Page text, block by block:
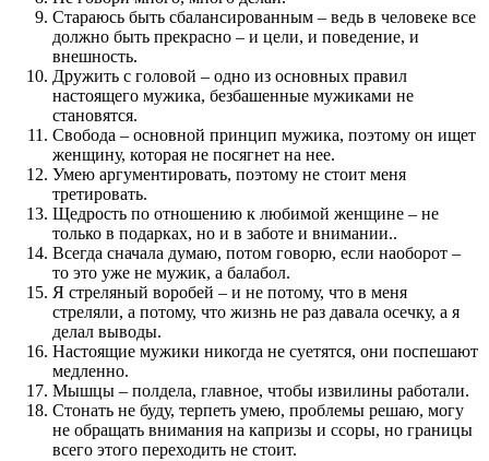
Стараюсь быть сбалансированным – ведь в человеке все
должно быть прекрасно – и цели, и поведение, и
внешность.
Дружить с головой – одно из основных правил
настоящего мужика, безбашенные мужиками не
становятся.
Свобода – основной принцип мужика, поэтому он ищет
женщину, которая не посягнет на нее.
Умею аргументировать, поэтому не стоит меня
третировать.
Щедрость по отношению к любимой женщине – не
только в подарках, но и в заботе и внимании..
Всегда сначала думаю, потом говорю, если наоборот –
то это уже не мужик, а балабол.
Я стреляный воробей – и не потому, что в меня
стреляли, а потому, что жизнь не раз давала осечку, а я
делал выводы.
Настоящие мужики никогда не суетятся, они поспешают
медленно.
Мышцы – полдела, главное, чтобы извилины работали.
Стонать не буду, терпеть умею, проблемы решаю, могу
не обращать внимания на капризы и ссоры, но границы
всего этого переходить не стоит.